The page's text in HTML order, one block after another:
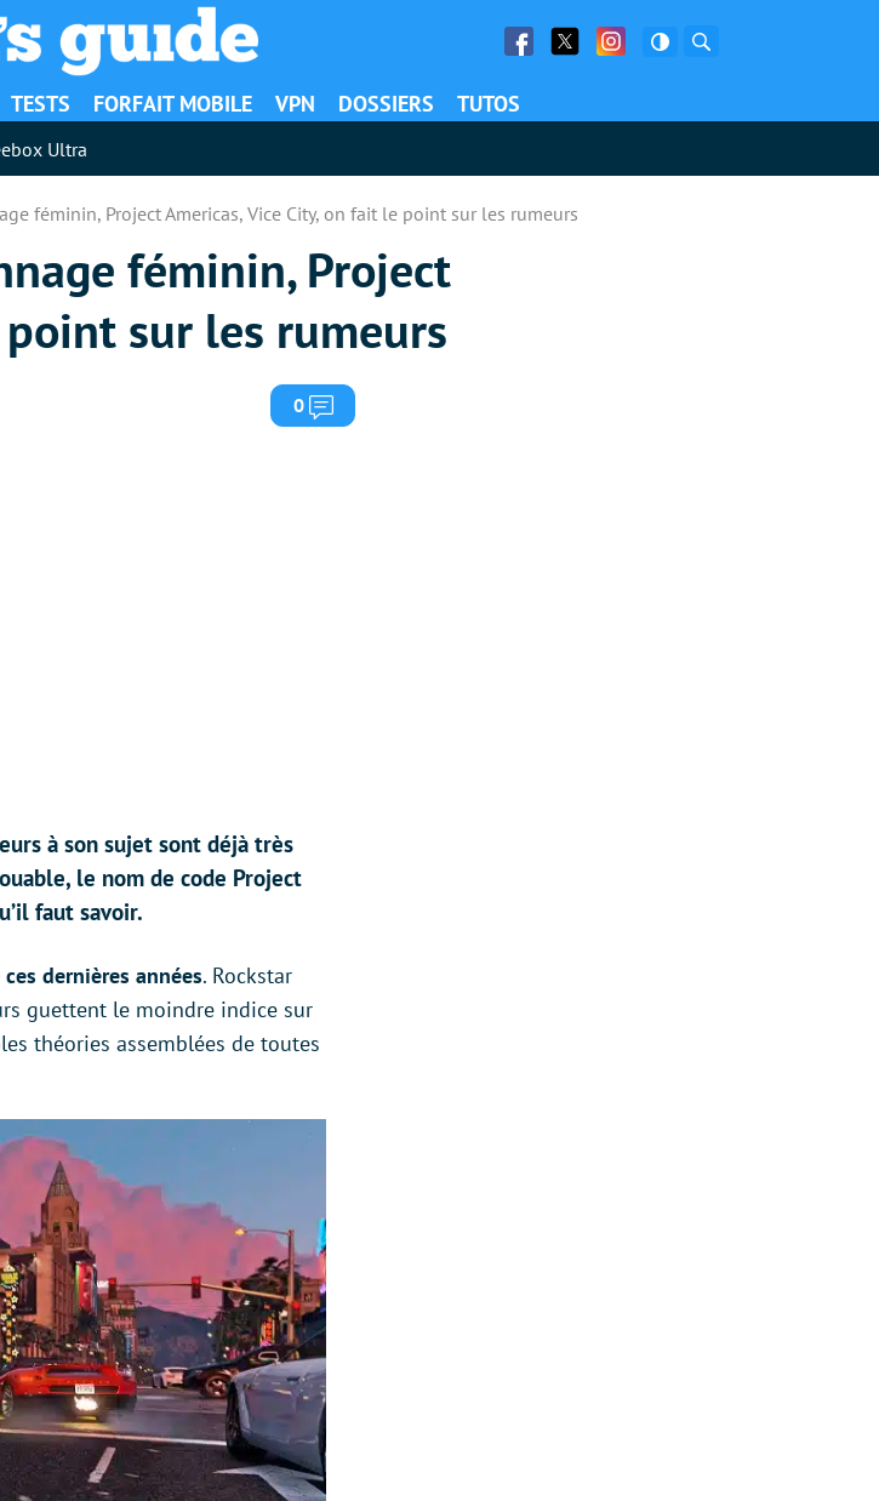
Facebook
Twitter Facebook
TESTS FORFAIT MOBILE VPN DOSSIERS TUTOS
Ultra
féminin, Project Americas, Vice City, on fait le point sur les rumeurs
féminin, Project
sur les rumeurs
0 Commentaires
à son sujet sont déjà très
le nom de code Project
faut savoir.
dernières années. Rockstar
guettent le moindre indice sur
théories assemblées de toutes